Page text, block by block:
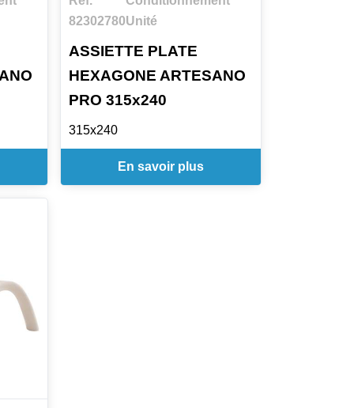
82302780Unité
ASSIETTE PLATE
HEXAGONE ARTESANO
PRO 315x240
315x240
En savoir plus